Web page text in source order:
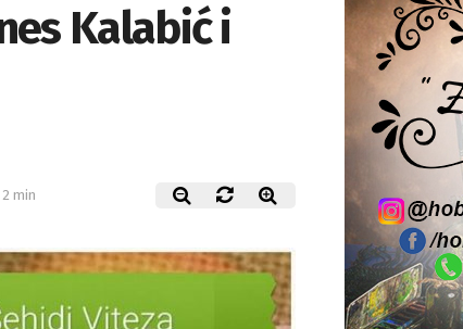
Kalabić i
min